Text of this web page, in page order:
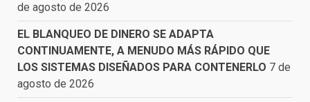
de agosto de 2026
EL BLANQUEO DE DINERO SE ADAPTA
CONTINUAMENTE, A MENUDO MÁS RÁPIDO QUE
LOS SISTEMAS DISEÑADOS PARA CONTENERLO 7 de
agosto de 2026